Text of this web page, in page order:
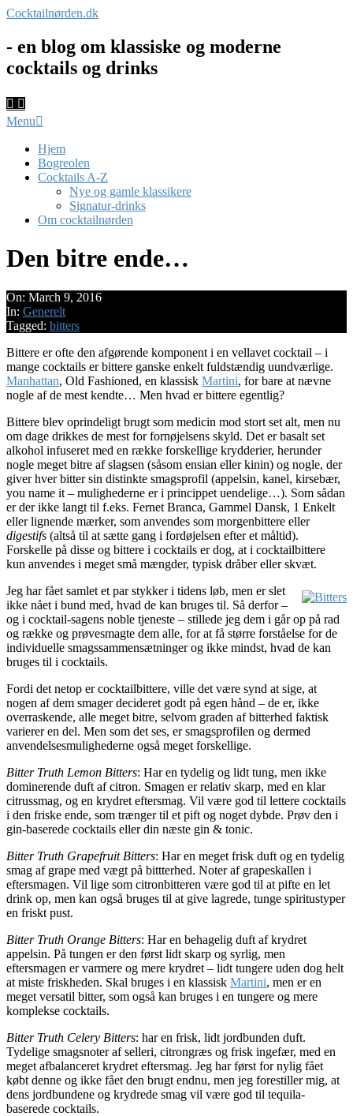
Skip
content
Cocktailnørden.dk
- en blog om klassiske og moderne
cocktails og drinks
Primary
Menu
Menu
Hjem
Bogreolen
Cocktails A-Z
Nye og gamle klassikere
Signatur-drinks
Om cocktailnørden
Den bitre ende…
On: March 9, 2016
In: Generelt
Tagged: bitters
Bittere er ofte den afgørende komponent i en vellavet cocktail – i
mange cocktails er bittere ganske enkelt fuldstændig uundværlige.
Manhattan, Old Fashioned, en klassisk Martini, for bare at nævne
nogle af de mest kendte… Men hvad er bittere egentlig?
Bittere blev oprindeligt brugt som medicin mod stort set alt, men nu
om dage drikkes de mest for fornøjelsens skyld. Det er basalt set
alkohol infuseret med en række forskellige krydderier, herunder
nogle meget bitre af slagsen (såsom ensian eller kinin) og nogle, der
giver hver bitter sin distinkte smagsprofil (appelsin, kanel, kirsebær,
you name it – mulighederne er i princippet uendelige…). Som sådan
er der ikke langt til f.eks. Fernet Branca, Gammel Dansk, 1 Enkelt
eller lignende mærker, som anvendes som morgenbittere eller
digestifs (altså til at sætte gang i fordøjelsen efter et måltid).
Forskelle på disse og bittere i cocktails er dog, at i cocktailbittere
kun anvendes i meget små mængder, typisk dråber eller skvæt.
Jeg har fået samlet et par stykker i tidens løb, men er slet
ikke nået i bund med, hvad de kan bruges til. Så derfor –
og i cocktail-sagens noble tjeneste – stillede jeg dem i går op på rad
og række og prøvesmagte dem alle, for at få større forståelse for de
individuelle smagssammensætninger og ikke mindst, hvad de kan
bruges til i cocktails.
Fordi det netop er cocktailbittere, ville det være synd at sige, at
nogen af dem smager decideret godt på egen hånd – de er, ikke
overraskende, alle meget bitre, selvom graden af bitterhed faktisk
varierer en del. Men som det ses, er smagsprofilen og dermed
anvendelsesmulighederne også meget forskellige.
Bitter Truth Lemon Bitters: Har en tydelig og lidt tung, men ikke
dominerende duft af citron. Smagen er relativ skarp, med en klar
citrussmag, og en krydret eftersmag. Vil være god til lettere cocktails
i den friske ende, som trænger til et pift og noget dybde. Prøv den i
gin-baserede cocktails eller din næste gin & tonic.
Bitter Truth Grapefruit Bitters: Har en meget frisk duft og en tydelig
smag af grape med vægt på bittterhed. Noter af grapeskallen i
eftersmagen. Vil lige som citronbitteren være god til at pifte en let
drink op, men kan også bruges til at give lagrede, tunge spiritustyper
en friskt pust.
Bitter Truth Orange Bitters: Har en behagelig duft af krydret
appelsin. På tungen er den først lidt skarp og syrlig, men
eftersmagen er varmere og mere krydret – lidt tungere uden dog helt
at miste friskheden. Skal bruges i en klassisk Martini, men er en
meget versatil bitter, som også kan bruges i en tungere og mere
komplekse cocktails.
Bitter Truth Celery Bitters: har en frisk, lidt jordbunden duft.
Tydelige smagsnoter af selleri, citrongræs og frisk ingefær, med en
meget afbalanceret krydret eftersmag. Jeg har først for nylig fået
købt denne og ikke fået den brugt endnu, men jeg forestiller mig, at
dens jordbundene og krydrede smag vil være god til tequila-
baserede cocktails.